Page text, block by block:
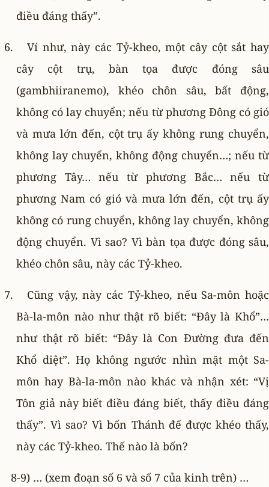
điều đáng thấy”.
Ví như, này các Tỷ-kheo, một cây cột sắt hay
cây cột trụ, bàn tọa được đóng sâu
(gambhiiranemo), khéo chôn sâu, bất động,
không có lay chuyển; nếu từ phương Ðông có gió
và mưa lớn đến, cột trụ ấy không rung chuyển,
không lay chuyển, không động chuyển…; nếu từ
phương Tây… nếu từ phương Bắc… nếu từ
phương Nam có gió và mưa lớn đến, cột trụ ấy
không có rung chuyển, không lay chuyển, không
động chuyển. Vì sao? Vì bàn tọa được đóng sâu,
khéo chôn sâu, này các Tỷ-kheo.
Cũng vậy, này các Tỷ-kheo, nếu Sa-môn hoặc
Bà-la-môn nào như thật rõ biết: “Ðây là Khổ”…
như thật rõ biết: “Ðây là Con Ðường đưa đến
Khổ diệt”. Họ không ngước nhìn mặt một Sa-
môn hay Bà-la-môn nào khác và nhận xét: “Vị
Tôn giả này biết điều đáng biết, thấy điều đáng
thấy”. Vì sao? Vì bốn Thánh đế được khéo thấy,
này các Tỷ-kheo. Thế nào là bốn?
8-9) … (xem đoạn số 6 và số 7 của kinh trên) …